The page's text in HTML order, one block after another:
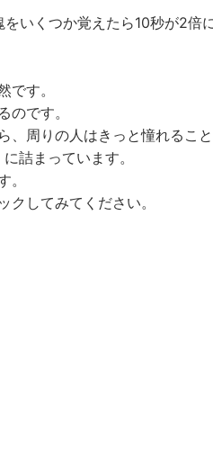
いくつか覚えたら10秒が2倍
です。
のです。
周りの人はきっと憧れること
詰まっています。
。
クしてみてください。